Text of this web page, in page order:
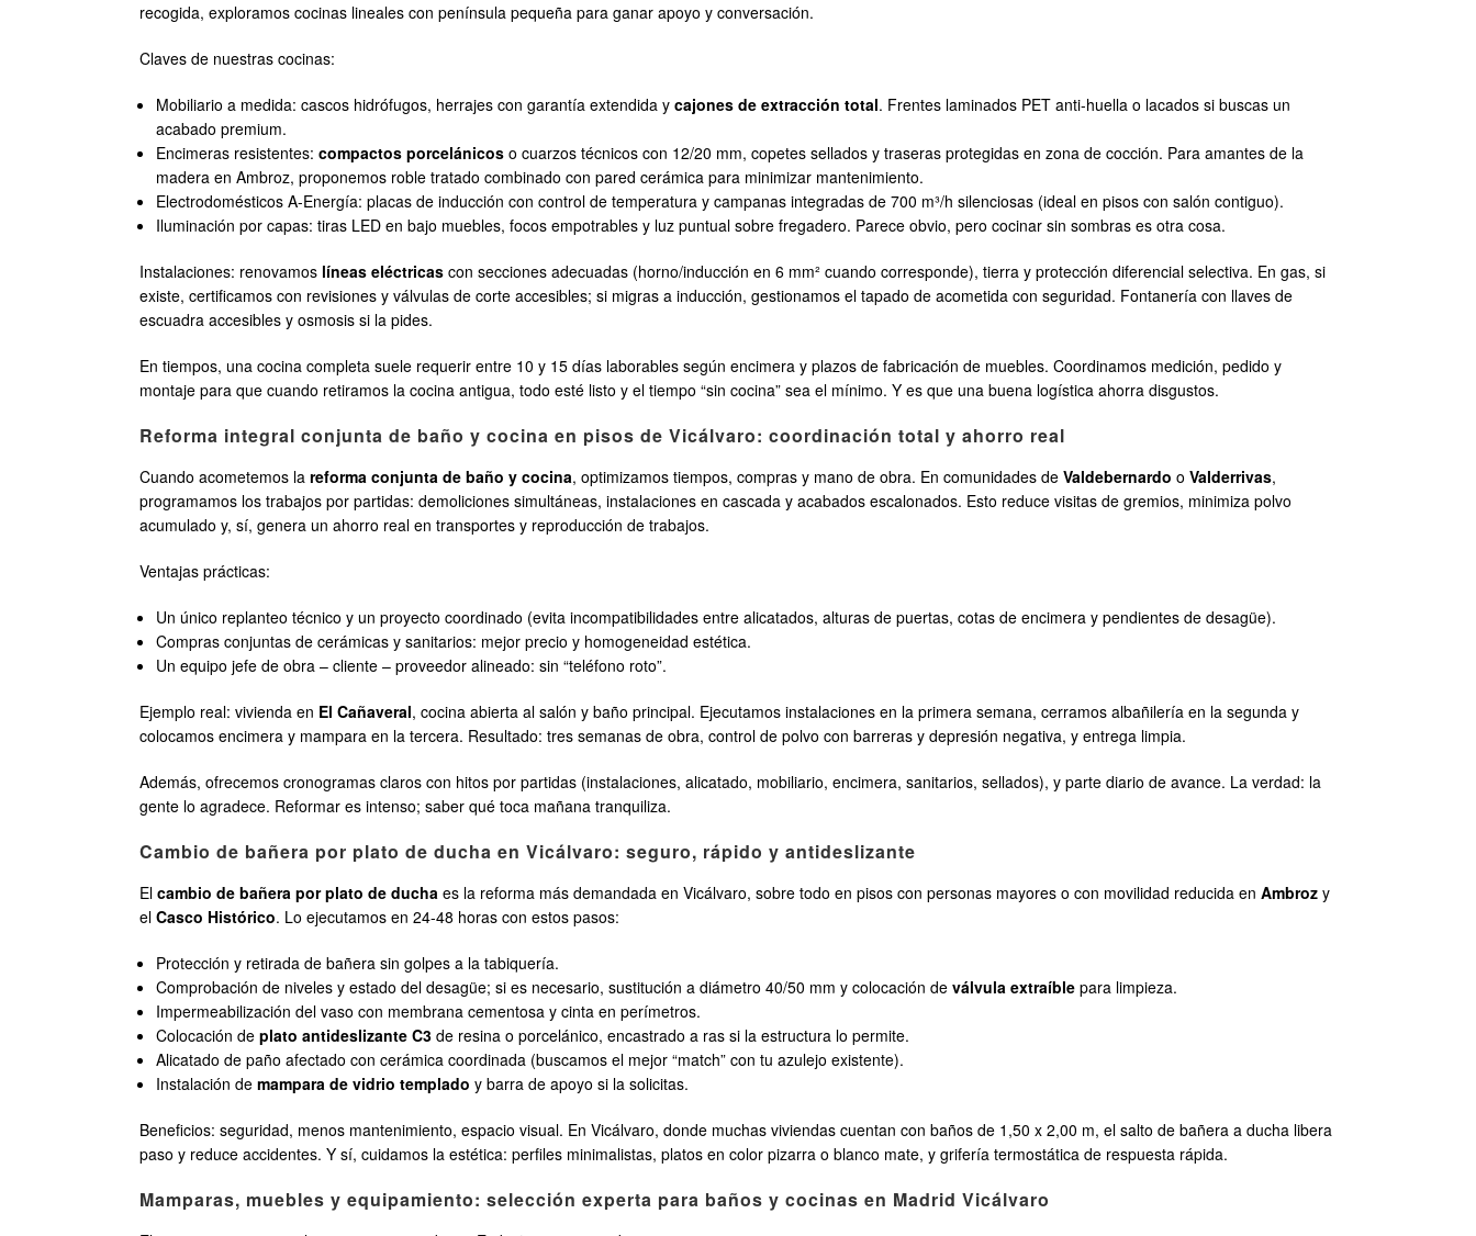
recogida, exploramos cocinas lineales con península pequeña para ganar apoyo y conversación.
Claves de nuestras cocinas:
Mobiliario a medida: cascos hidrófugos, herrajes con garantía extendida ycajones de extracción total. Frentes laminados PET anti-huella o lacados si buscas un
acabado premium.
Encimeras resistentes:compactos porcelánicos o cuarzos técnicos con 12/20 mm, copetes sellados y traseras protegidas en zona de cocción. Para amantes de la
madera en Ambroz, proponemos roble tratado combinado con pared cerámica para minimizar mantenimiento.
Electrodomésticos A-Energía: placas de inducción con control de temperatura y campanas integradas de 700 m³/h silenciosas (ideal en pisos con salón contiguo).
Iluminación por capas: tiras LED en bajo muebles, focos empotrables y luz puntual sobre fregadero. Parece obvio, pero cocinar sin sombras es otra cosa.
Instalaciones: renovamos líneas eléctricas con secciones adecuadas (horno/inducción en 6 mm² cuando corresponde), tierra y protección diferencial selectiva. En gas, si
existe, certificamos con revisiones y válvulas de corte accesibles; si migras a inducción, gestionamos el tapado de acometida con seguridad. Fontanería con llaves de
escuadra accesibles y osmosis si la pides.
En tiempos, una cocina completa suele requerir entre 10 y 15 días laborables según encimera y plazos de fabricación de muebles. Coordinamos medición, pedido y
montaje para que cuando retiramos la cocina antigua, todo esté listo y el tiempo “sin cocina” sea el mínimo. Y es que una buena logística ahorra disgustos.
Reforma integral conjunta de baño y cocina en pisos de Vicálvaro: coordinación total y ahorro real
Cuando acometemos la reforma conjunta de baño y cocina, optimizamos tiempos, compras y mano de obra. En comunidades de Valdebernardo o Valderrivas,
programamos los trabajos por partidas: demoliciones simultáneas, instalaciones en cascada y acabados escalonados. Esto reduce visitas de gremios, minimiza polvo
acumulado y, sí, genera un ahorro real en transportes y reproducción de trabajos.
Ventajas prácticas:
Un único replanteo técnico y un proyecto coordinado (evita incompatibilidades entre alicatados, alturas de puertas, cotas de encimera y pendientes de desagüe).
Compras conjuntas de cerámicas y sanitarios: mejor precio y homogeneidad estética.
Un equipo jefe de obra – cliente – proveedor alineado: sin “teléfono roto”.
Ejemplo real: vivienda en El Cañaveral, cocina abierta al salón y baño principal. Ejecutamos instalaciones en la primera semana, cerramos albañilería en la segunda y
colocamos encimera y mampara en la tercera. Resultado: tres semanas de obra, control de polvo con barreras y depresión negativa, y entrega limpia.
Además, ofrecemos cronogramas claros con hitos por partidas (instalaciones, alicatado, mobiliario, encimera, sanitarios, sellados), y parte diario de avance. La verdad: la
gente lo agradece. Reformar es intenso; saber qué toca mañana tranquiliza.
Cambio de bañera por plato de ducha en Vicálvaro: seguro, rápido y antideslizante
El cambio de bañera por plato de ducha es la reforma más demandada en Vicálvaro, sobre todo en pisos con personas mayores o con movilidad reducida en Ambroz y
el Casco Histórico. Lo ejecutamos en 24-48 horas con estos pasos:
Protección y retirada de bañera sin golpes a la tabiquería.
Comprobación de niveles y estado del desagüe; si es necesario, sustitución a diámetro 40/50 mm y colocación deválvula extraíble para limpieza.
Impermeabilización del vaso con membrana cementosa y cinta en perímetros.
Colocación deplato antideslizante C3 de resina o porcelánico, encastrado a ras si la estructura lo permite.
Alicatado de paño afectado con cerámica coordinada (buscamos el mejor “match” con tu azulejo existente).
Instalación demampara de vidrio templado y barra de apoyo si la solicitas.
Beneficios: seguridad, menos mantenimiento, espacio visual. En Vicálvaro, donde muchas viviendas cuentan con baños de 1,50 x 2,00 m, el salto de bañera a ducha libera
paso y reduce accidentes. Y sí, cuidamos la estética: perfiles minimalistas, platos en color pizarra o blanco mate, y grifería termostática de respuesta rápida.
Mamparas, muebles y equipamiento: selección experta para baños y cocinas en Madrid Vicálvaro